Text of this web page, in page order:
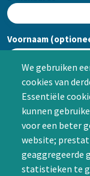
We gebruiken
cookies van
Essentiële
kunnen
voor een beter
website;
geaggregeerde
statistieken te
Voornaam
Achternaam
CAPTCHA